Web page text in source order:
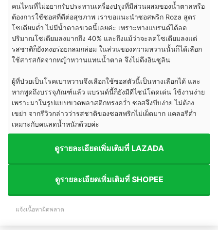
คนไหนที่ไม่อยากรับประทานเครื่องปรุงที่มีส่วนผสมของน้ำตาลหรือ
ต้องการใช้ซอสที่ดีต่อสุขภาพ เราขอแนะนำซอสพริก Roza สูตร
โซเดียมต่ำ ไม่มีน้ำตาลขวดนี้เลยค่ะ เพราะทางแบรนด์ได้ลด
ปริมาณโซเดียมลงมากถึง 40% และถึงแม้ว่าจะลดโซเดียมลงแต่
รสชาติก็ยังคงอร่อยกลมกล่อม ในส่วนของความหวานนั้นก็ได้เลือก
ใช้สารสกัดจากหญ้าหวานแทนน้ำตาล จึงไม่ดึงอินซูลิน
ผู้ที่ป่วยเป็นโรคเบาหวานจึงเลือกใช้ซอสตัวนี้เป็นทางเลือกได้ และ
หากพูดถึงบรรจุภัณฑ์แล้ว แบรนด์นี้ก็ยังมีดีไซน์โดดเด่น ใช้งานง่าย
เพราะมาในรูปแบบขวดพลาสติกทรงคว่ำ ซอสจึงบีบง่าย ไม่ต้อง
เขย่า จากรีวิวกล่าวว่ารสชาติของซอสพริกไม่เผ็ดมาก แคลอรีต่ำ
เหมาะกับคนลดน้ำหนักด้วยค่ะ
ดูรายละเอียดเพิ่มเติมที่ LAZADA
ดูรายละเอียดเพิ่มเติมที่ SHOPEE
แจ้งเนื้อหาผิดพลาด